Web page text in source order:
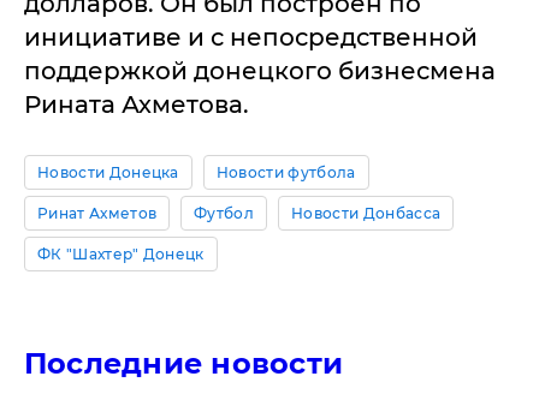
инициативе и с непосредственной
поддержкой донецкого бизнесмена
Рината Ахметова.
Новости Донецка Новости футбола
Ринат Ахметов Футбол Новости Донбасса
ФК "Шахтер" Донецк
Последние новости